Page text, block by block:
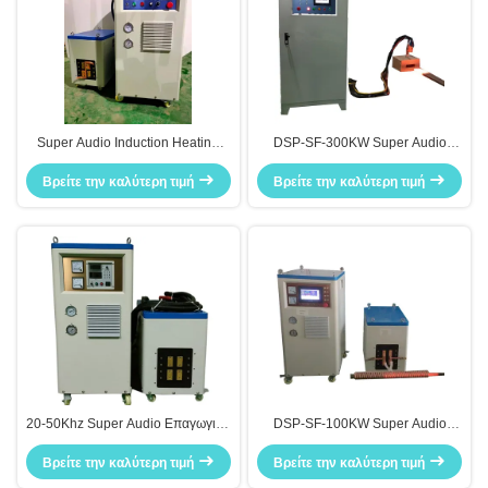
Super Audio Induction Heating
Equipment Sf-120kw για
εφαρμογή σε πουκάμισο
Βρείτε την καλύτερη τιμή
DSP-SF-300KW Super Audio
Induction Heating Machine 600A
Induction Melting System
Βρείτε την καλύτερη τιμή
20-50Khz Super Audio Επαγωγική
Θέρμανση 100KW
Βρείτε την καλύτερη τιμή
DSP-SF-100KW Super Audio
Induction Heating Machine
Βρείτε την καλύτερη τιμή